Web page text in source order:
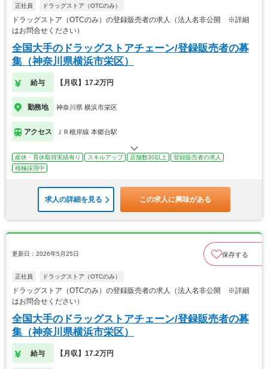
正社員 ドラッグストア（OTCのみ）
ドラッグストア（OTCのみ）の登録販売者の求人（法人名非公開 ※詳細
はお問合せください）
全国大手のドラッグストアチェーン/登録販売者の募
集（神奈川県横浜市栄区）
給与 【月収】17.2万円
勤務地 神奈川県 横浜市栄区
アクセス ＪＲ根岸線 本郷台駅
産休・育休取得実績有り スキルアップ 店舗数30以上
登録販売者の求人
積極採用中
求人の詳細を見る この求人に興味がある
更新日：2026年5月25日 保存する
正社員 ドラッグストア（OTCのみ）
ドラッグストア（OTCのみ）の登録販売者の求人（法人名非公開 ※詳細
はお問合せください）
全国大手のドラッグストアチェーン/登録販売者の募
集（神奈川県横浜市栄区）
給与 【月収】17.2万円